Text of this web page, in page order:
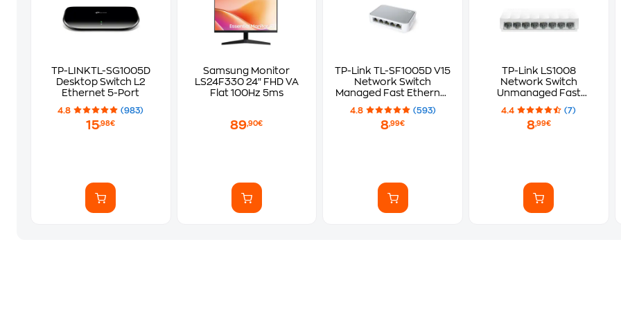
TP-LINKTL-SG1005D
Desktop Switch L2
Ethernet 5-Port
4.8 (983)
15,98€
Samsung Monitor
LS24F330 24" FHD VA
Flat 100Hz 5ms
89,90€
TP-Link TL-SF1005D V15
Network Switch
Managed Fast Ethernet
(100 Mbps)
4.8 (593)
8,99€
TP-Link LS1008
Network Switch
Unmanaged Fast
Ethernet (100 Mbps)
4.4 (7)
8,99€